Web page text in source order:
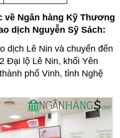
về Ngân hàng Kỹ Thương
dịch Nguyễn Sỹ Sách:
dịch Lê Nin và chuyển đến
Đại lộ Lê Nin, khối Yên
phố Vinh, tỉnh Nghệ